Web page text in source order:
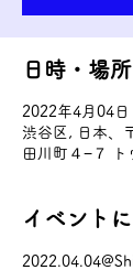
日時・場所
2022年4月04
渋谷区, 日本、
田川町４−７ ト
イベント